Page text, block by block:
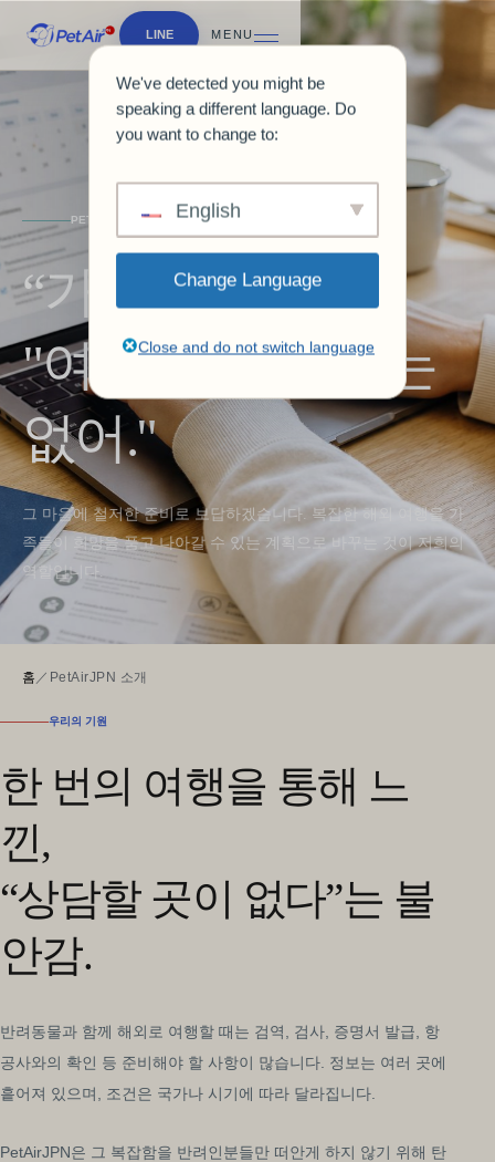
LINE MENU
PETAIRJPN 소개
“가족이니까,
"여기 두고 갈 수는
없어."
그 마음에 철저한 준비로 보답하겠습니다. 복잡한 해외 여행을 가
족들이 희망을 품고 나아갈 수 있는 계획으로 바꾸는 것이 저희의
역할입니다.
홈 ／ PetAirJPN 소개
우리의 기원
한 번의 여행을 통해 느
낀,
“상담할 곳이 없다”는 불
안감.
반려동물과 함께 해외로 여행할 때는 검역, 검사, 증명서 발급, 항
공사와의 확인 등 준비해야 할 사항이 많습니다. 정보는 여러 곳에
흩어져 있으며, 조건은 국가나 시기에 따라 달라집니다.
PetAirJPN은 그 복잡함을 반려인분들만 떠안게 하지 않기 위해 탄
We've detected you might be
speaking a different language. Do
you want to change to:
English
Change Language
Close and do not switch language